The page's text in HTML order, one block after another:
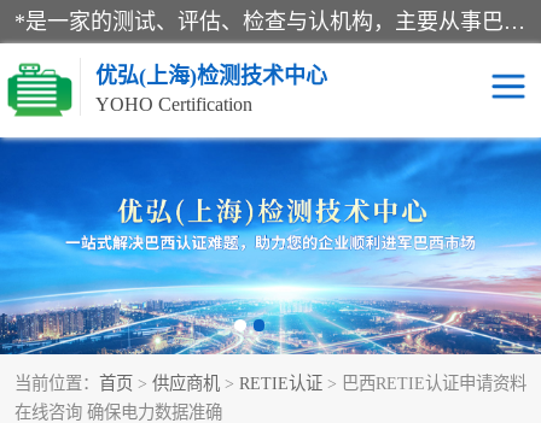
*是一家的测试、评估、检查与认机构，主要从事巴西NR10认证、NR12认证、NR13认证；ANATEL认证、INMTRO认证，欧盟CE认证：MD认证，PED认证，MID认证，ATEX认证，德国蓝色天使认证。
优弘(上海)检测技术中心
YOHO Certification
当前位置： 首页 > 供应商机 > RETIE认证 > 巴西RETIE认证申请资料
在线咨询 确保电力数据准确
RECYCLASS认证 NR10认证
NR12认证 NR13认证
ART认证 巴西NR认证
巴西认证 RETIE认证